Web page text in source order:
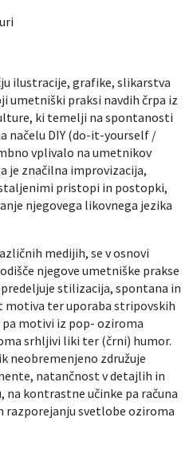
ilustracije, grafike, slikarstva
umetniški praksi navdih črpa iz
ki temelji na spontanosti
načelu DIY (do-it-yourself /
vplivalo na umetnikov
je značilna improvizacija,
pristopi in postopki,
njegovega likovnega jezika
medijih, se v osnovi
njegove umetniške prakse
stilizacija, spontana in
ter uporaba stripovskih
motivi iz pop- oziroma
srhljivi liki ter (črni) humor.
neobremenjeno združuje
natančnost v detajlih in
na kontrastne učinke pa računa
razporejanju svetlobe oziroma